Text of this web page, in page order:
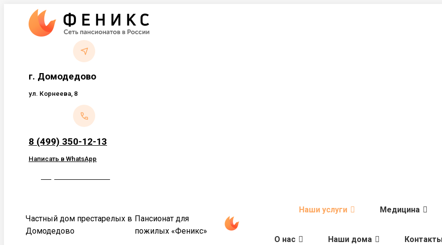
Перейти
содержанию
г. Домодедово
ул. Корнеева, 8
8 (499) 350-12-13
Написать в WhatsApp
Частный дом престарелых в
Домодедово
Пансионат для
пожилых «Феникс»
Наши услуги Медицина
О нас Наши дома